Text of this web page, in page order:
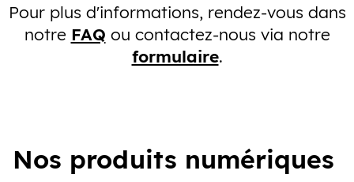
Pour plus d'informations, rendez-vous dans
notre FAQ ou contactez-nous via notre
formulaire.
Nos produits numériques